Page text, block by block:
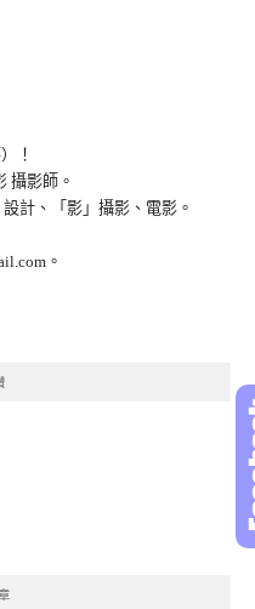
！
攝影師。
計、「影」攝影、電影。
。